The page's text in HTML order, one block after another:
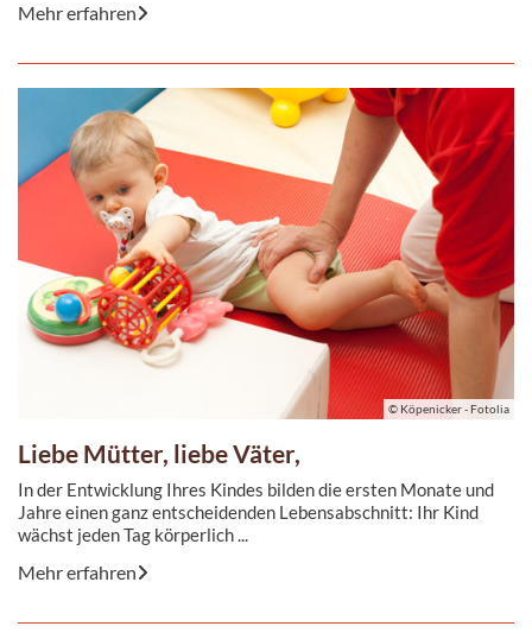
Mehr erfahren
Liebe Mütter, liebe Väter,
In der Entwicklung Ihres Kindes bilden die ersten Monate und
Jahre einen ganz entscheidenden Lebensabschnitt: Ihr Kind
wächst jeden Tag körperlich ...
Mehr erfahren
© Köpenicker - Fotolia